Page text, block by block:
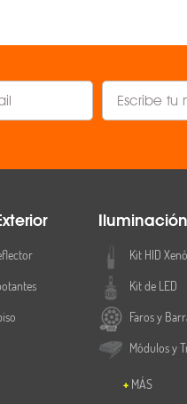
Kit HID
Kit de LED
Faros y
Módulos y
MÁS